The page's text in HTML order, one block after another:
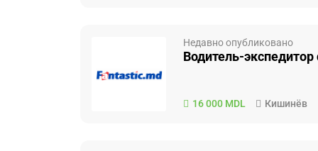
Недавно опубликовано
Водитель-
16 000 MDL Кишинёв